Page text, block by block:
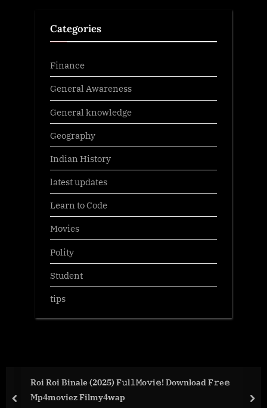
Categories
Finance
General Awareness
General knowledge
Geography
Indian History
latest updates
Learn to Code
Movies
Polity
Student
tips
Roi Roi Binale (2025) F𝚞l𝚕𝙼o𝚟i𝚎! Download F𝚛e𝚎
Mp4moviez Filmy4wap
prev